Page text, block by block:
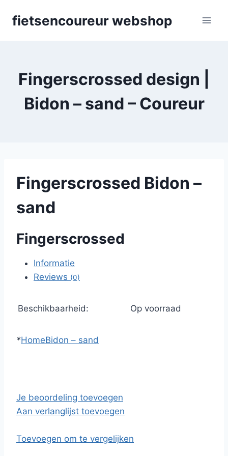
fietsencoureur webshop
Fingerscrossed design |
Bidon – sand – Coureur
Fingerscrossed Bidon –
sand
Fingerscrossed
Informatie
Reviews (0)
Beschikbaarheid: Op voorraad
*HomeBidon – sand
Je beoordeling toevoegen
Aan verlanglijst toevoegen
Toevoegen om te vergelijken